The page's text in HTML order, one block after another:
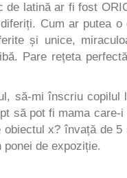
latină ar fi fost
Cum ar putea
și unice,
Pare rețeta
înscriu copilul la
să pot fi mama care-
x? învață de
de expoziție.